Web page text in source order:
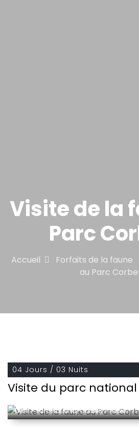
Visite de la
Parc
Accueil Forfaits de la faune
au Parc
04 Jours / 03 Nuits
Visite du parc
Delhi - Parc National Corbett - more